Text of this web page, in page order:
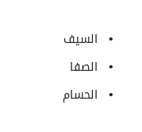
السيف
الصفا
الحسام